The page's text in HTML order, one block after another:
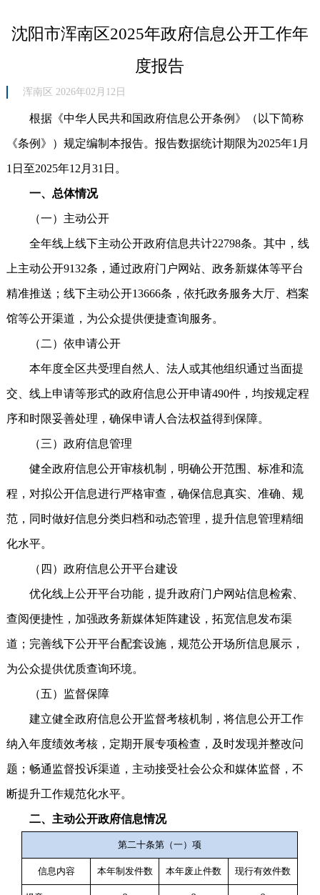
沈阳市浑南区2025年政府信息公开工作年
度报告
浑南区 2026年02月12日
根据《中华人民共和国政府信息公开条例》（以下简称
《条例》）规定编制本报告。报告数据统计期限为2025年1月
1日至2025年12月31日。
一、总体情况
（一）主动公开
全年线上线下主动公开政府信息共计22798条。其中，线
上主动公开9132条，通过政府门户网站、政务新媒体等平台
精准推送；线下主动公开13666条，依托政务服务大厅、档案
馆等公开渠道，为公众提供便捷查询服务。
（二）依申请公开
本年度全区共受理自然人、法人或其他组织通过当面提
交、线上申请等形式的政府信息公开申请490件，均按规定程
序和时限妥善处理，确保申请人合法权益得到保障。
（三）政府信息管理
健全政府信息公开审核机制，明确公开范围、标准和流
程，对拟公开信息进行严格审查，确保信息真实、准确、规
范，同时做好信息分类归档和动态管理，提升信息管理精细
化水平。
（四）政府信息公开平台建设
优化线上公开平台功能，提升政府门户网站信息检索、
查阅便捷性，加强政务新媒体矩阵建设，拓宽信息发布渠
道；完善线下公开平台配套设施，规范公开场所信息展示，
为公众提供优质查询环境。
（五）监督保障
建立健全政府信息公开监督考核机制，将信息公开工作
纳入年度绩效考核，定期开展专项检查，及时发现并整改问
题；畅通监督投诉渠道，主动接受社会公众和媒体监督，不
断提升工作规范化水平。
二、主动公开政府信息情况
第二十条第（一）项
信息内容 本年制 发件数 本年废止件数 现行有效件数